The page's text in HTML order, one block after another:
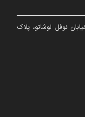
نوفل لوشاتو، پلاک